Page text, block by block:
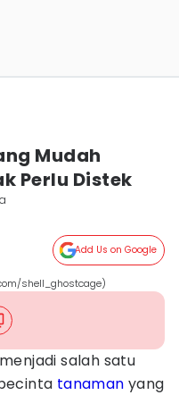
Mudah
Perlu Distek
Add Us on Google
shell_ghostcage)
salah satu
tanaman yang